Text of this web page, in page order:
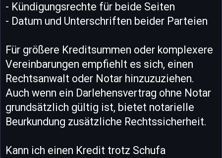
- Kündigungsrechte für beide Seiten
- Datum und Unterschriften beider Parteien
Für größere Kreditsummen oder komplexere
Vereinbarungen empfiehlt es sich, einen
Rechtsanwalt oder Notar hinzuzuziehen.
Auch wenn ein Darlehensvertrag ohne Notar
grundsätzlich gültig ist, bietet notarielle
Beurkundung zusätzliche Rechtssicherheit.
Kann ich einen Kredit trotz Schufa